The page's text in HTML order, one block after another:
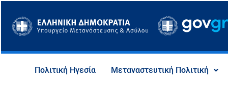
στο
περιεχόμενο
Πολιτική Ηγεσία Μεταναστευτική Πολιτική